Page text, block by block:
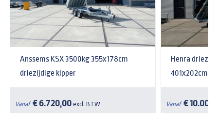
Anssems KSX 3500kg 355x178cm
driezijdige kipper
Vanaf € 6.720,00 excl. BTW
Henra
401x202cm
Vanaf €